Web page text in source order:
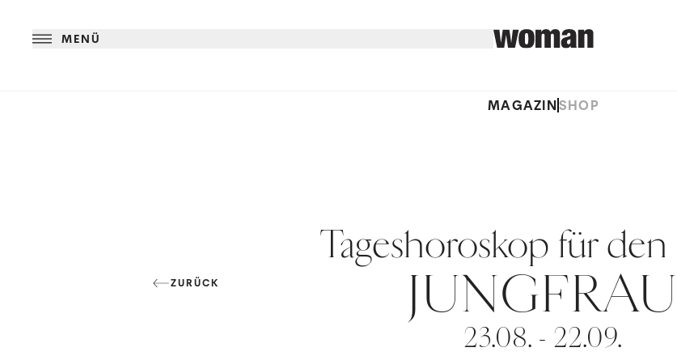
MENÜ
MAGAZINSHOP
Tageshoroskop für den
JUNGFRAU
23.08. - 22.09.
ZURÜCK